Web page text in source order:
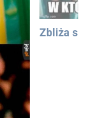
Zbliża się